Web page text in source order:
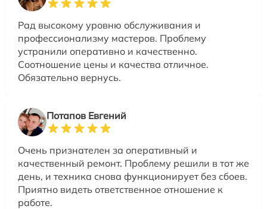
Рад высокому уровню обслуживания и
профессионализму мастеров. Проблему
устранили оперативно и качественно.
Соотношение цены и качества отличное.
Обязательно вернусь.
Потапов Евгений
Очень признателен за оперативный и
качественный ремонт. Проблему решили в тот же
день, и техника снова функционирует без сбоев.
Приятно видеть ответственное отношение к
работе.